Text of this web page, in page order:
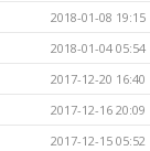
2018-01-08 19:15
2018-01-04 05:54
2017-12-20 16:40
2017-12-16 20:09
2017-12-15 05:52